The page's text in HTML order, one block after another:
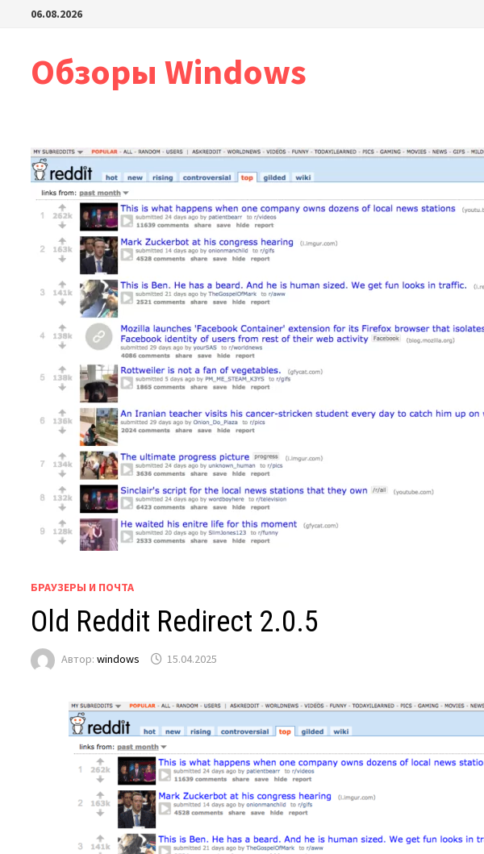
Перейти
содержимому
06.08.2026
Обзоры Windows
БРАУЗЕРЫ И ПОЧТА
Old Reddit Redirect 2.0.5
Автор:windows 15.04.2025